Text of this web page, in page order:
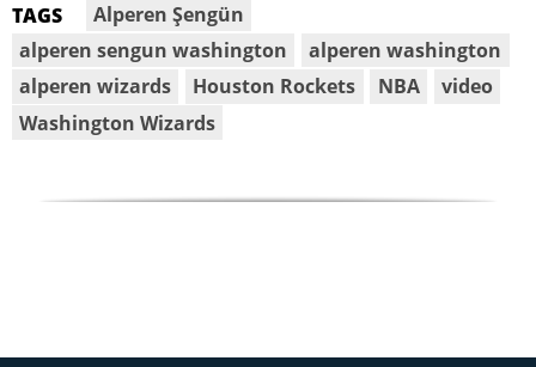
TAGS
Alperen Şengün
alperen sengun washington
alperen washington
alperen wizards
Houston Rockets NBA
video
Washington Wizards